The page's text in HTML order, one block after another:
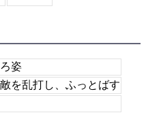
姿
を乱打し、ふっとばす